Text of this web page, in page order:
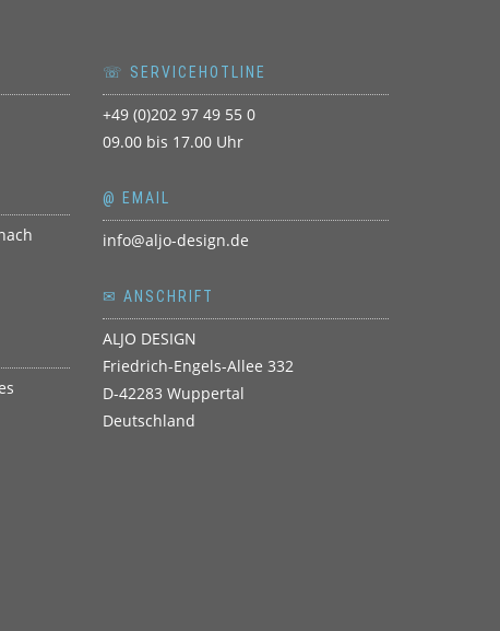
☏ SERVICEHOTLINE
+49 (0)202 97 49 55 0
09.00 bis 17.00 Uhr
@ EMAIL
info@aljo-design.de
✉ ANSCHRIFT
ALJO DESIGN
Friedrich-Engels-Allee 332
D-42283 Wuppertal
Deutschland